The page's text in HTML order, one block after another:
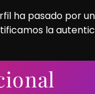
ha pasado por
la